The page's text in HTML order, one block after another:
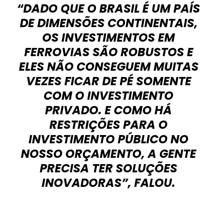
“DADO QUE O BRASIL É UM PAÍS
DE DIMENSÕES CONTINENTAIS,
OS INVESTIMENTOS EM
FERROVIAS SÃO ROBUSTOS E
ELES NÃO CONSEGUEM MUITAS
VEZES FICAR DE PÉ SOMENTE
COM O INVESTIMENTO
PRIVADO. E COMO HÁ
RESTRIÇÕES PARA O
INVESTIMENTO PÚBLICO NO
NOSSO ORÇAMENTO, A GENTE
PRECISA TER SOLUÇÕES
INOVADORAS”, FALOU.